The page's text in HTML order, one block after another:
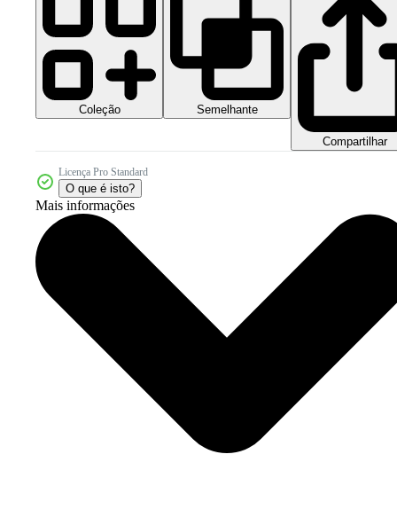
Coleção Semelhante
Compartilhar
Licença Pro Standard
O que é isto?
Mais informações